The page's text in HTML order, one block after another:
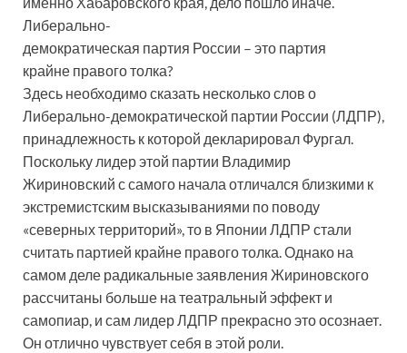
Либерально-
демократическая партия России – это партия
крайне правого толка?
Здесь необходимо сказать несколько слов о
Либерально-демократической партии России (ЛДПР),
принадлежность к которой декларировал Фургал.
Поскольку лидер этой партии Владимир
Жириновский с самого начала отличался близкими к
экстремистским высказываниями по поводу
«северных территорий», то в Японии ЛДПР стали
считать партией крайне правого толка. Однако на
самом деле радикальные заявления Жириновского
рассчитаны больше на театральный эффект и
самопиар, и сам лидер ЛДПР прекрасно это осознает.
Он отлично чувствует себя в этой роли.